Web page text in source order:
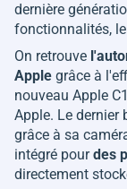
dernière
fonctionnalités,
On retrouve
Apple grâce à
nouveau Apple
Apple. Le dernier
grâce à sa
intégré pourdes
directement